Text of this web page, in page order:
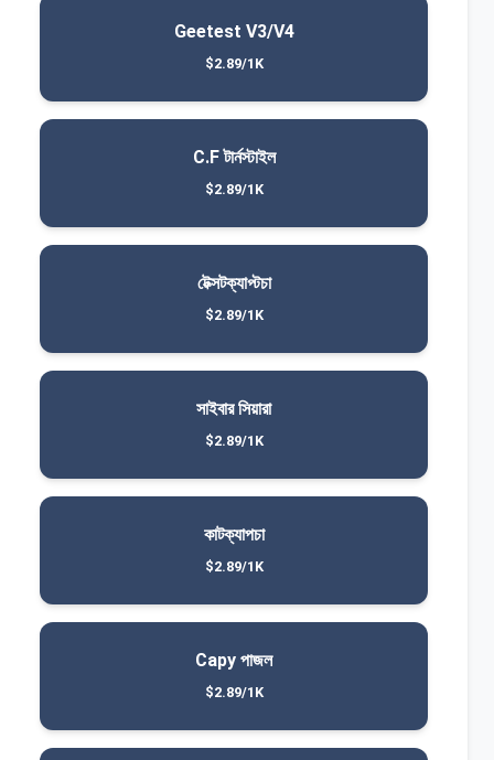
Geetest V3/V4
$2.89/1K
C.F টার্নস্টাইল
$2.89/1K
টেক্সটক্যাপ্টচা
$2.89/1K
সাইবার সিয়ারা
$2.89/1K
কাটক্যাপচা
$2.89/1K
Capy পাজল
$2.89/1K